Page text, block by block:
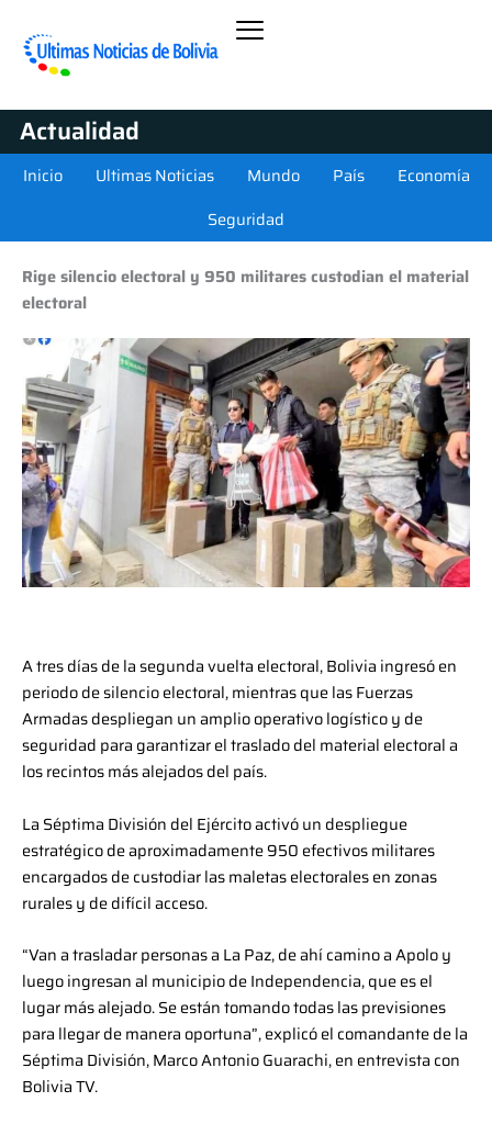
Actualidad
Inicio Ultimas Noticias Mundo País
Economía
Seguridad
Rige silencio electoral y 950 militares custodian el material
electoral
A tres días de la segunda vuelta electoral, Bolivia ingresó en
periodo de silencio electoral, mientras que las Fuerzas
Armadas despliegan un amplio operativo logístico y de
seguridad para garantizar el traslado del material electoral a
los recintos más alejados del país.
La Séptima División del Ejército activó un despliegue
estratégico de aproximadamente 950 efectivos militares
encargados de custodiar las maletas electorales en zonas
rurales y de difícil acceso.
“Van a trasladar personas a La Paz, de ahí camino a Apolo y
luego ingresan al municipio de Independencia, que es el
lugar más alejado. Se están tomando todas las previsiones
para llegar de manera oportuna”, explicó el comandante de la
Séptima División, Marco Antonio Guarachi, en entrevista con
Bolivia TV.